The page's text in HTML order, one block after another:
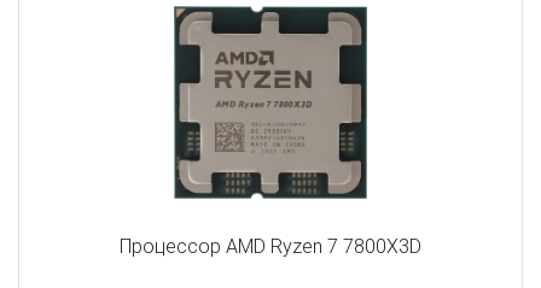
Процессор AMD Ryzen 7 7800X3D